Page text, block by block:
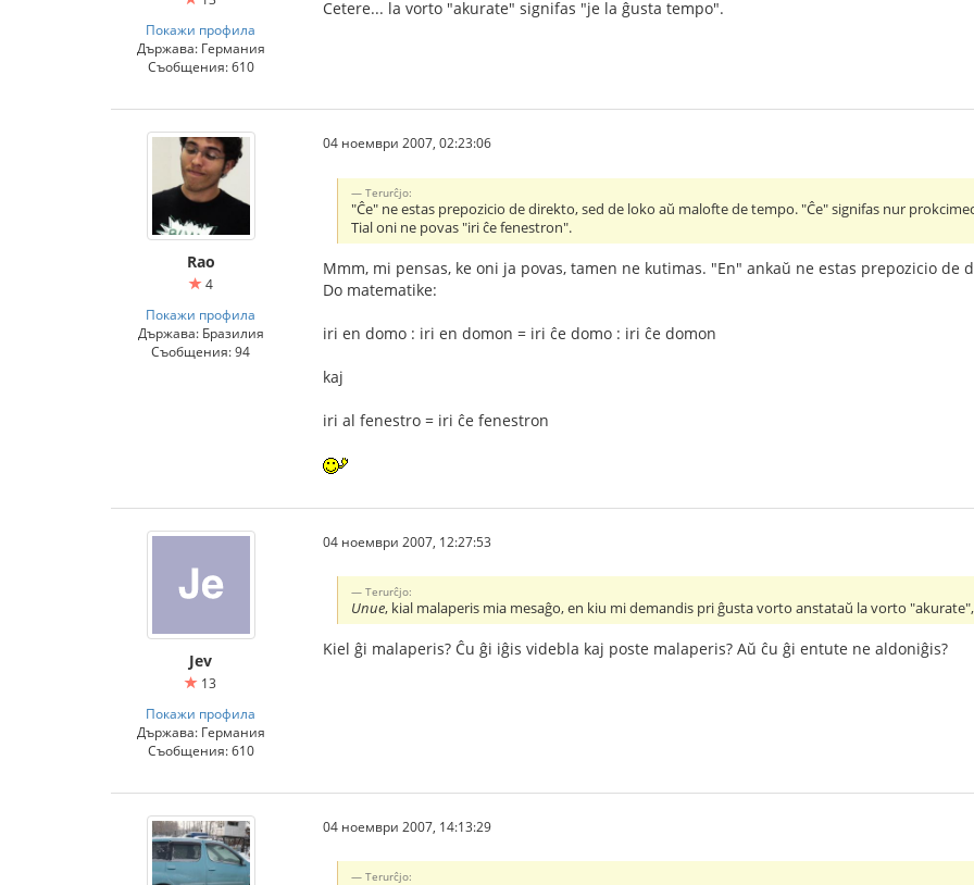
Покажи профила
Държава: Германия
Съобщения: 610
Cetere... la vorto "akurate" signifas "je la ĝusta tempo".
Rao
4
Покажи профила
Държава: Бразилия
Съобщения: 94
04 ноември 2007, 02:23:06
Terurĉjo:
"Ĉe" ne estas prepozicio de direkto, sed de loko aŭ malofte de tempo. "Ĉe" signifas nur
Tial oni ne povas "iri ĉe fenestron".
Mmm, mi pensas, ke oni ja povas, tamen ne kutimas. "En" ankaŭ ne estas prepozicio
Do matematike:
iri en domo : iri en domon = iri ĉe domo : iri ĉe domon
kaj
iri al fenestro = iri ĉe fenestron
Jev
13
Покажи профила
Държава: Германия
Съобщения: 610
04 ноември 2007, 12:27:53
Terurĉjo:
Unue, kial malaperis mia mesaĝo, en kiu mi demandis pri ĝusta vorto anstataŭ la vorto
Kiel ĝi malaperis? Ĉu ĝi iĝis videbla kaj poste malaperis? Aŭ ĉu ĝi entute ne aldoniĝis?
04 ноември 2007, 14:13:29
Terurĉjo: